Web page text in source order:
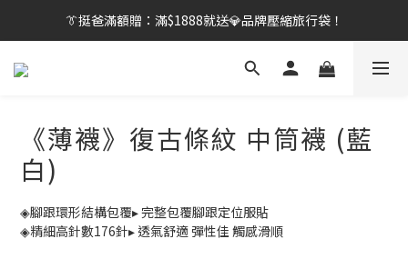
👔挺爸行動：全館襪款【最低$149起】✨立即下單！
👔挺爸滿額贈：滿$1888就送💎品牌壓縮旅行袋！
【刷卡/電子支付限定】下單送✨WARX品牌質感杯袋！
《薄襪》復古條紋 中筒襪 (藍
白)
◈腳跟環形結構包覆▸ 完整包覆腳跟定位服貼
◈精細高針數176針▸ 透氣舒適 彈性佳 觸感滑順